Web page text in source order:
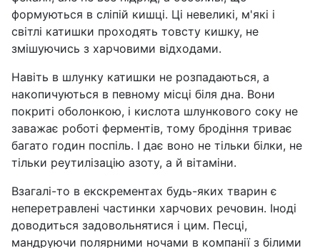
формуються в сліпій кишці. Ці невеликі, м'які і
світлі катишки проходять товсту кишку, не
змішуючись з харчовими відходами.
Навіть в шлунку катишки не розпадаються, а
накопичуються в певному місці біля дна. Вони
покриті оболонкою, і кислота шлункового соку не
заважає роботі ферментів, тому бродіння триває
багато годин поспіль. І дає воно не тільки білки, не
тільки реутилізацію азоту, а й вітаміни.
Взагалі-то в екскрементах будь-яких тварин є
неперетравлені частинки харчових речовин. Іноді
доводиться задовольнятися і цим. Песці,
мандруючи полярними ночами в компанії з білими